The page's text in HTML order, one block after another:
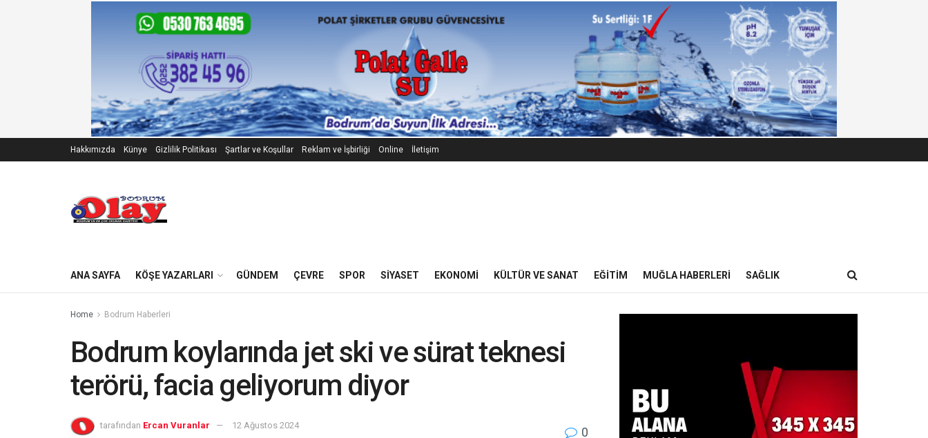
Hakkımızda Künye Gizlilik Politikası Şartlar ve Koşullar Reklam ve İşbirliği Online İletişim
ANA SAYFA KÖŞE YAZARLARI GÜNDEM ÇEVRE SPOR SIYASET EKONOMI KÜLTÜR VE SANAT EĞITIM MUĞLA HABERLERI SAĞLIK
Home Bodrum Haberleri
Bodrum koylarında jet ski ve sürat teknesi
terörü, facia geliyorum diyor
tarafından Ercan Vuranlar
12 Ağustos 2024
0